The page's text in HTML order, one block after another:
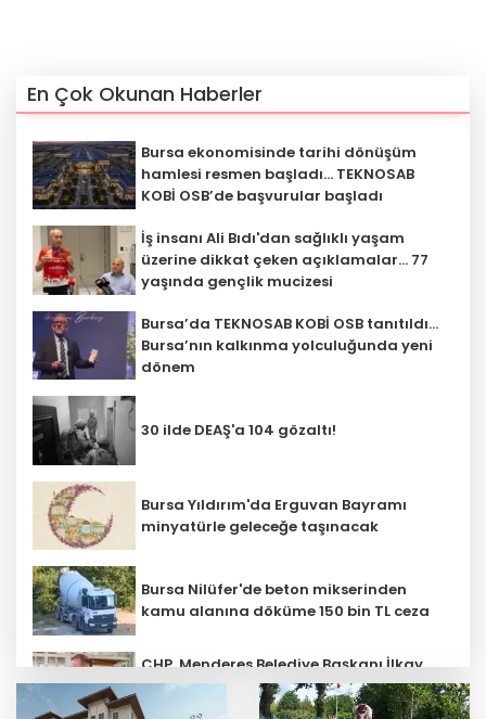
En Çok Okunan Haberler
Bursa ekonomisinde tarihi dönüşüm
hamlesi resmen başladı... TEKNOSAB
KOBİ OSB’de başvurular başladı
İş insanı Ali Bıdı'dan sağlıklı yaşam
üzerine dikkat çeken açıklamalar... 77
yaşında gençlik mucizesi
Bursa’da TEKNOSAB KOBİ OSB tanıtıldı...
Bursa’nın kalkınma yolculuğunda yeni
dönem
30 ilde DEAŞ'a 104 gözaltı!
Bursa Yıldırım'da Erguvan Bayramı
minyatürle geleceğe taşınacak
Bursa Nilüfer'de beton mikserinden
kamu alanına döküme 150 bin TL ceza
CHP, Menderes Belediye Başkanı İlkay
Çiçek'i kesin ihraç talebiyle disipline
sevk etti